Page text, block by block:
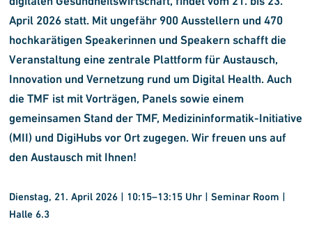
April 2026 statt. Mit ungefähr 900 Ausstellern und 470
hochkarätigen Speakerinnen und Speakern schafft die
Veranstaltung eine zentrale Plattform für Austausch,
Innovation und Vernetzung rund um Digital Health. Auch
dieTMF ist mit Vorträgen, Panels sowie einem
gemeinsamen Stand der TMF, Medizininformatik-Initiative
(MII) und DigiHubs vor Ort zugegen. Wir freuen uns auf
den Austausch mit Ihnen!
Dienstag, 21. April 2026 | 10:15–13:15 Uhr |Seminar Room |
Halle 6.3